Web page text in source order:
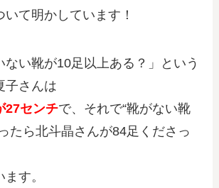
て明かしています！
ない靴が10足以上ある？」という
子さんは
27センチで、それで“靴がない靴
たら北斗晶さんが84足くださっ
す。